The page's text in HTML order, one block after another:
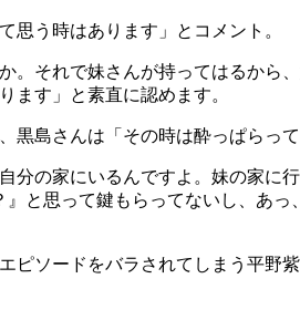
う時はあります」とコメント。
。それで妹さんが持ってはるから
ます」と素直に認めます。
島さんは「その時は酔っぱらって
分の家にいるんですよ。妹の家に
と思って鍵もらってないし、あっ
ピソードをバラされてしまう平野